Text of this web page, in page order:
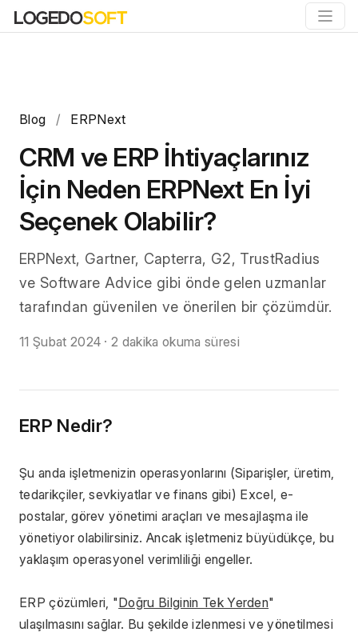
Blog / ERPNext
CRM ve ERP İhtiyaçlarınız
İçin Neden ERPNext En İyi
Seçenek Olabilir?
ERPNext, Gartner, Capterra, G2, TrustRadius
ve Software Advice gibi önde gelen uzmanlar
tarafından güvenilen ve önerilen bir çözümdür.
11 Şubat 2024 ·2 dakika okuma süresi
ERP Nedir?
Şu anda işletmenizin operasyonlarını (Siparişler, üretim,
tedarikçiler, sevkiyatlar ve finans gibi) Excel, e-
postalar, görev yönetimi araçları ve mesajlaşma ile
yönetiyor olabilirsiniz. Ancak işletmeniz büyüdükçe, bu
yaklaşım operasyonel verimliliği engeller.
ERP çözümleri, "Doğru Bilginin Tek Yerden"
ulaşılmasını sağlar. Bu şekilde izlenmesi ve yönetilmesi